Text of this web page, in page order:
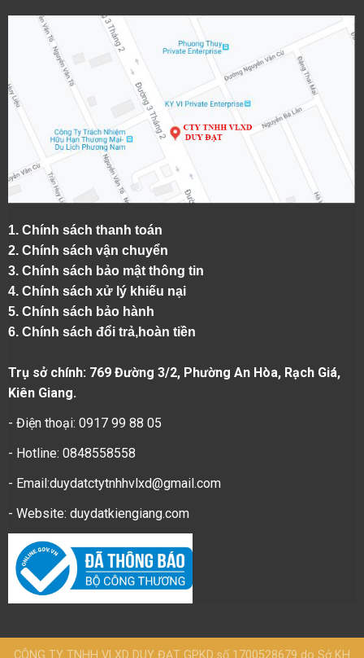
1. Chính sách thanh toán
2. Chính sách vận chuyển
3. Chính sách bảo mật thông tin
4. Chính sách xử lý khiếu nại
5. Chính sách bảo hành
6. Chính sách đổi trả,hoàn tiền
Trụ sở chính: 769 Đường 3/2, Phường An Hòa, Rạch Giá,
Kiên Giang.
- Điện thoại: 0917 99 88 05
- Hotline: 0848558558
- Email:duydatctytnhhvlxd@gmail.com
- Website: duydatkiengiang.com
CÔNG TY TNHH VLXD DUY ĐẠT GPKD số 1700528679 do Sở KH